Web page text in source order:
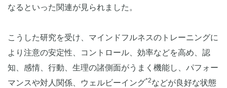
なるといった関連が見られました。
こうした研究を受け、マインドフルネスのトレーニングに
より注意の安定性、コントロール、効率などを高め、認
知、感情、行動、生理の諸側面がうまく機能し、パフォー
マンスや対人関係、ウェルビーイング*2などが良好な状態